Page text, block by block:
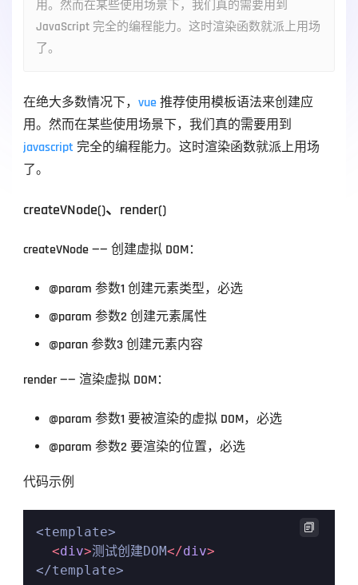
用。然而在某些使用场景下，我们真的需要用到
JavaScript 完全的编程能力。这时渲染函数就派上用场
了。
在绝大多数情况下， vue 推荐使用模板语法来创建应
javascript 完全的编程能力。这时渲染函数就派上用场
了。
createVNode()、render()
createVNode —— 创建虚拟 DOM：
@param 参数1 创建元素类型，必选
@param 参数2 创建元素属性
@paran 参数3 创建元素内容
render —— 渲染虚拟 DOM：
@param 参数1 要被渲染的虚拟 DOM，必选
@param 参数2 要渲染的位置，必选
代码示例
<template>
<div>测试创建DOM</div>
</template>
